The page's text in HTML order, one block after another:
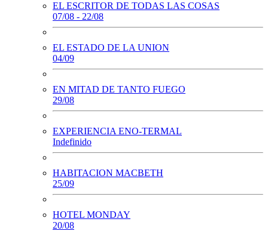
EL ESCRITOR DE TODAS LAS COSAS
07/08 - 22/08
EL ESTADO DE LA UNION
04/09
EN MITAD DE TANTO FUEGO
29/08
EXPERIENCIA ENO-TERMAL
Indefinido
HABITACION MACBETH
25/09
HOTEL MONDAY
20/08